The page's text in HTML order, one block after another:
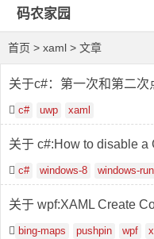
码农家园
首页 > xaml > 文章
关于c#：第一次和第二
c# uwp xaml
关于 c#:How to disable a
c# windows-8 windows-
关于 wpf:XAML Create
bing-maps pushpin wpf